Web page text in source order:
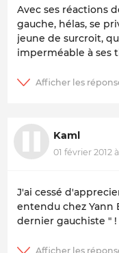
Avec ses réactions
gauche, hélas, se
jeune de surcroit,
imperméable à ses
Kaml
01 février 2012 à
J'ai cessé
entendu chez Yann
dernier gauchiste " !